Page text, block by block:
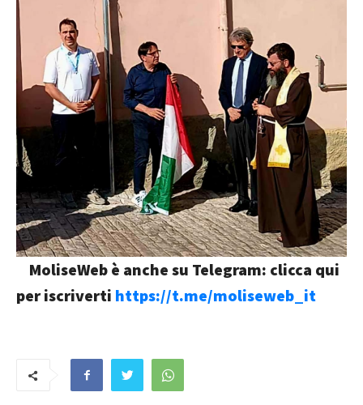
MoliseWeb è anche su Telegram: clicca qui
per iscriverti https://t.me/moliseweb_it